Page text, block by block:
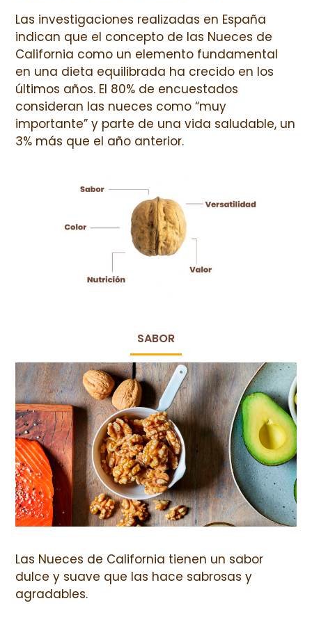
Las investigaciones realizadas en España
indican que el concepto de las Nueces de
California como un elemento fundamental
en una dieta equilibrada ha crecido en los
últimos años. El 80% de encuestados
consideran las nueces como “muy
importante” y parte de una vida saludable, un
3% más que el año anterior.
SABOR
Las Nueces de California tienen un sabor
dulce y suave que las hace sabrosas y
agradables.